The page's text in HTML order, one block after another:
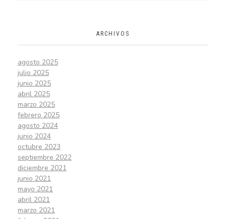
ARCHIVOS
agosto 2025
julio 2025
junio 2025
abril 2025
marzo 2025
febrero 2025
agosto 2024
junio 2024
octubre 2023
septiembre 2022
diciembre 2021
junio 2021
mayo 2021
abril 2021
marzo 2021